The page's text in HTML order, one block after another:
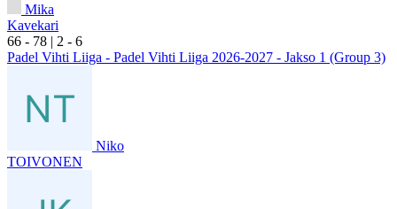
Mika
Kavekari
66 - 78 | 2 - 6
Padel Vihti Liiga - Padel Vihti Liiga 2026-2027 - Jakso 1 (Group 3)
Niko
TOIVONEN